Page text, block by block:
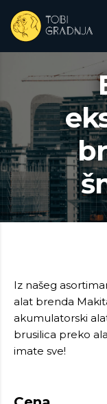
Iz našeg
alat brenda
akumulatorski
brusilica preko
imate sve!